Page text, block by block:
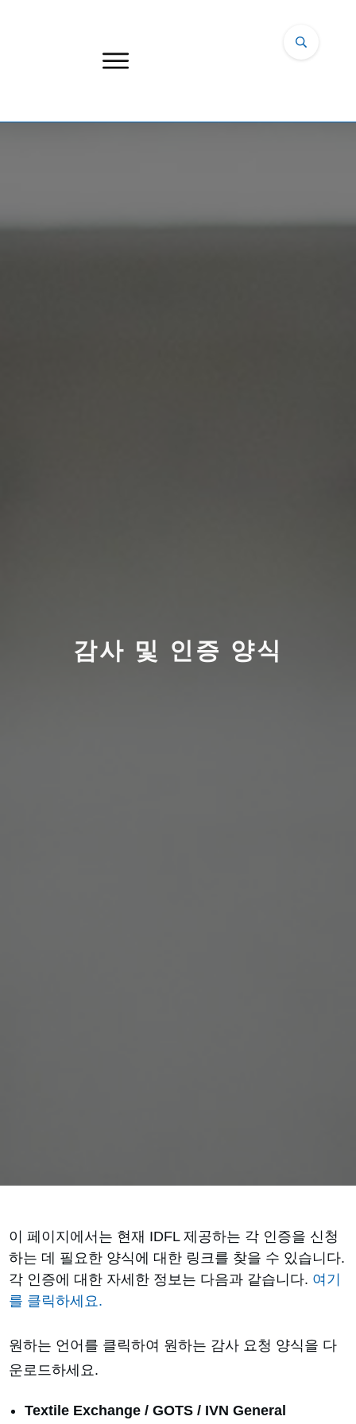
감사 및 인증 양식
이 페이지에서는 현재 IDFL 제공하는 각 인증을 신청
하는 데 필요한 양식에 대한 링크를 찾을 수 있습니다.
각 인증에 대한 자세한 정보는 다음과 같습니다. 여기
를 클릭하세요.
원하는 언어를 클릭하여 원하는 감사 요청 양식을 다
운로드하세요.
Textile Exchange / GOTS / IVN General